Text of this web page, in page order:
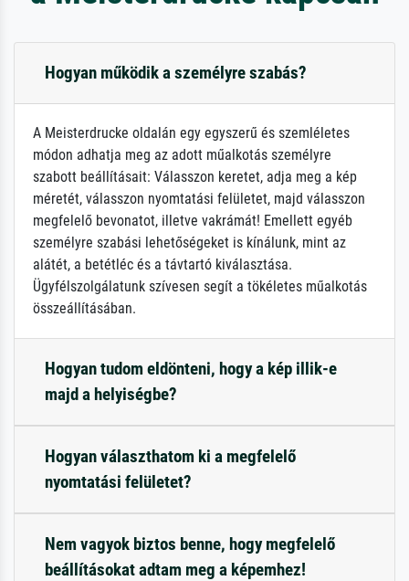
Hogyan működik a személyre szabás?
A Meisterdrucke oldalán egy egyszerű és szemléletes
módon adhatja meg az adott műalkotás személyre
szabott beállításait: Válasszon keretet, adja meg a kép
méretét, válasszon nyomtatási felületet, majd válasszon
megfelelő bevonatot, illetve vakrámát! Emellett egyéb
személyre szabási lehetőségeket is kínálunk, mint az
alátét, a betétléc és a távtartó kiválasztása.
Ügyfélszolgálatunk szívesen segít a tökéletes műalkotás
összeállításában.
Hogyan tudom eldönteni, hogy a kép illik-e
majd a helyiségbe?
Hogyan választhatom ki a megfelelő
nyomtatási felületet?
Nem vagyok biztos benne, hogy megfelelő
beállításokat adtam meg a képemhez!